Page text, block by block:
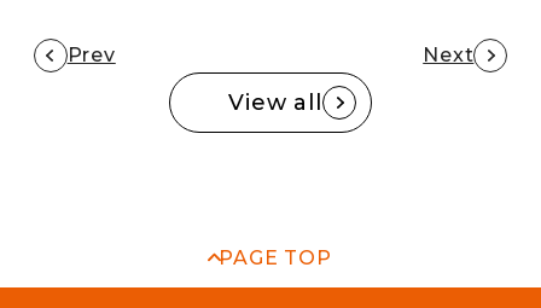
Prev Next
View all
PAGE TOP